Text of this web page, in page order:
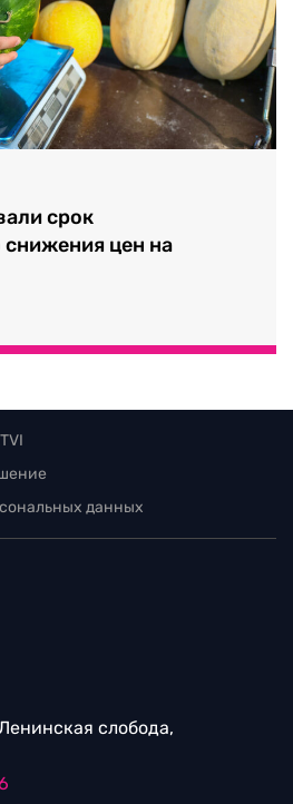
срок
цен на
данных
слобода,